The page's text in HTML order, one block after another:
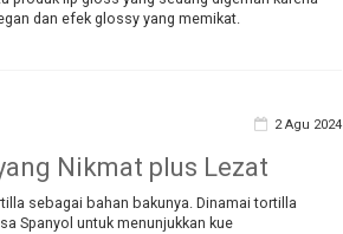
dan efek glossy yang memikat.
2 Agu 2024
Nikmat plus Lezat
sebagai bahan bakunya. Dinamai tortilla
Spanyol untuk menunjukkan kue